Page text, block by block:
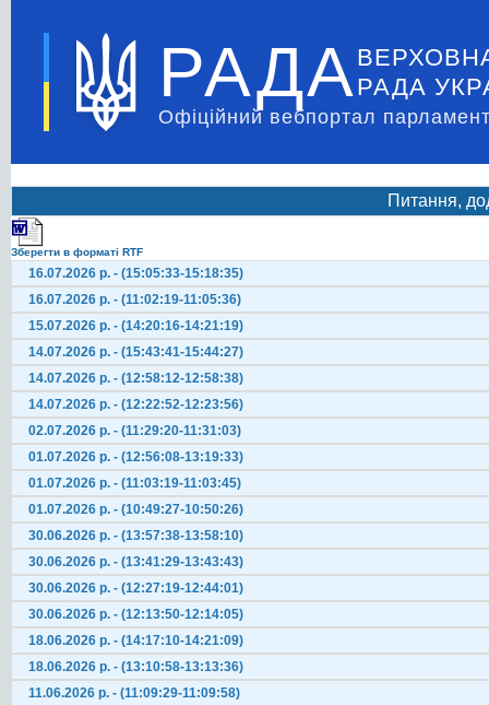
РАДА РАДА
Офіційний вебпортал
Питання,
Зберегти в форматі RTF
16.07.2026 р. - (15:05:33-15:18:35)
16.07.2026 р. - (11:02:19-11:05:36)
15.07.2026 р. - (14:20:16-14:21:19)
14.07.2026 р. - (15:43:41-15:44:27)
14.07.2026 р. - (12:58:12-12:58:38)
14.07.2026 р. - (12:22:52-12:23:56)
02.07.2026 р. - (11:29:20-11:31:03)
01.07.2026 р. - (12:56:08-13:19:33)
01.07.2026 р. - (11:03:19-11:03:45)
01.07.2026 р. - (10:49:27-10:50:26)
30.06.2026 р. - (13:57:38-13:58:10)
30.06.2026 р. - (13:41:29-13:43:43)
30.06.2026 р. - (12:27:19-12:44:01)
30.06.2026 р. - (12:13:50-12:14:05)
18.06.2026 р. - (14:17:10-14:21:09)
18.06.2026 р. - (13:10:58-13:13:36)
11.06.2026 р. - (11:09:29-11:09:58)